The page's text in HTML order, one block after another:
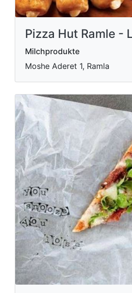
Pizza Hut Ramle -
Milchprodukte
Moshe Aderet 1, Ramla